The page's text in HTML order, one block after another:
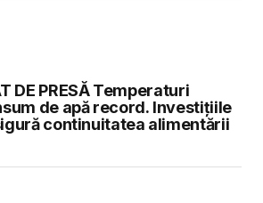
DE PRESĂ Temperaturi
de apă record. Investițiile
continuitatea alimentării